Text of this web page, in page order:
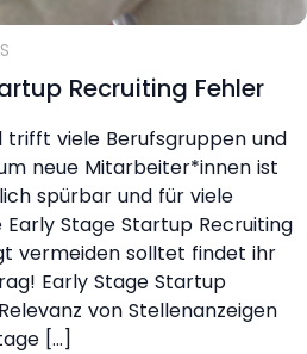
Recruiting Fehler
viele Berufsgruppen und
neue Mitarbeiter*innen ist
spürbar und für viele
Early Stage Startup Recruiting
vermeiden solltet findet ihr
Early Stage Startup
von Stellenanzeigen
[…]